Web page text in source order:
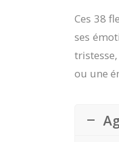
Ces 38
ses
ou une